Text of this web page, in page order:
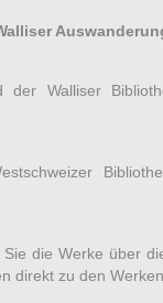
der Walliser
die Werke über
direkt zu den